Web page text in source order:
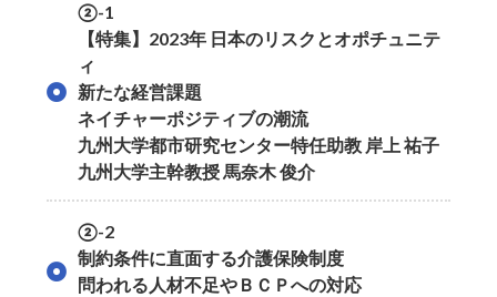
②-1
【特集】2023年 日本のリスクとオポチュニテ
ィ
新たな経営課題
ネイチャーポジティブの潮流
九州大学都市研究センター特任助教 岸上 祐子
九州大学主幹教授 馬奈木 俊介
②-2
制約条件に直面する介護保険制度
問われる人材不足やＢＣＰへの対応